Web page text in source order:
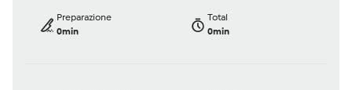
Preparazione
0min
Total
0min